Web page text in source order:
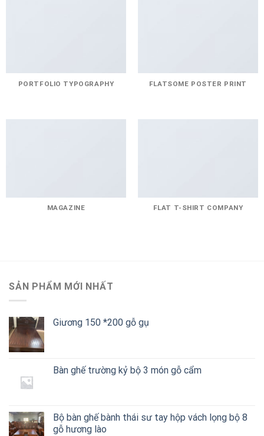
PORTFOLIO TYPOGRAPHY FLATSOME POSTER PRINT
MAGAZINE FLAT T-SHIRT COMPANY
SẢN PHẨM MỚI NHẤT
Giương 150 *200 gỗ gụ
Bàn ghế trường kỷ bộ 3 món gỗ cẩm
Bộ bàn ghế bành thái sư tay hộp vách lọng bộ 8
gỗ hương lào